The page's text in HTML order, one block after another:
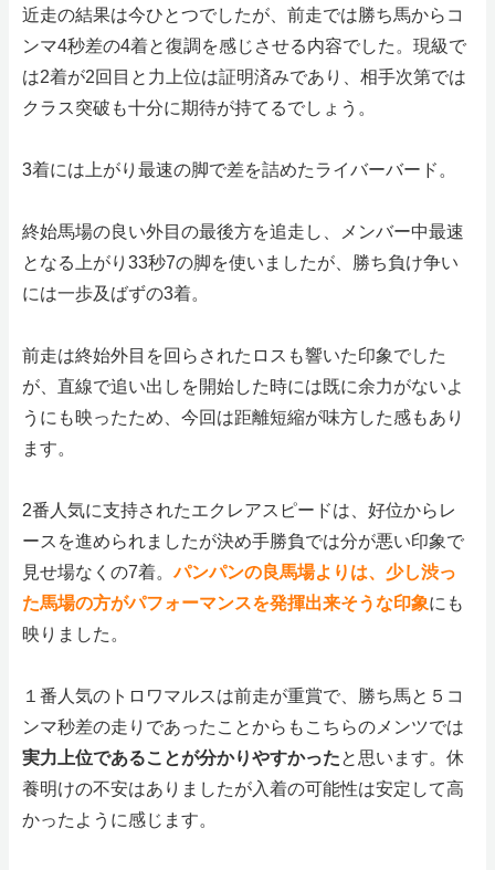
近走の結果は今ひとつでしたが、前走では勝ち馬からコ
ンマ4秒差の4着と復調を感じさせる内容でした。現級で
は2着が2回目と力上位は証明済みであり、相手次第では
クラス突破も十分に期待が持てるでしょう。
3着には上がり最速の脚で差を詰めたライバーバード。
終始馬場の良い外目の最後方を追走し、メンバー中最速
となる上がり33秒7の脚を使いましたが、勝ち負け争い
には一歩及ばずの3着。
前走は終始外目を回らされたロスも響いた印象でした
が、直線で追い出しを開始した時には既に余力がないよ
うにも映ったため、今回は距離短縮が味方した感もあり
ます。
2番人気に支持されたエクレアスピードは、好位からレ
ースを進められましたが決め手勝負では分が悪い印象で
見せ場なくの7着。パンパンの良馬場よりは、少し渋っ
た馬場の方がパフォーマンスを発揮出来そうな印象にも
映りました。
１番人気のトロワマルスは前走が重賞で、勝ち馬と５コ
ンマ秒差の走りであったことからもこちらのメンツでは
実力上位であることが分かりやすかったと思います。休
養明けの不安はありましたが入着の可能性は安定して高
かったように感じます。